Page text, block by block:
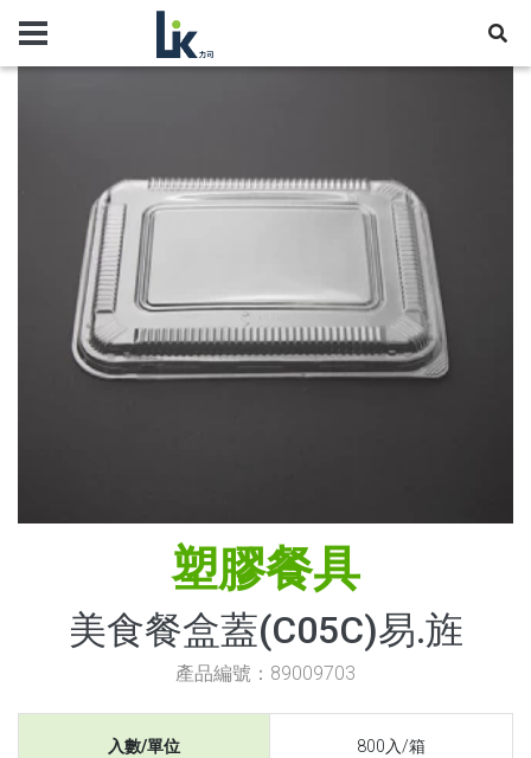
塑膠餐具
美食餐盒蓋(C05C)易.旌
產品編號：89009703
入數/單位 800入/箱